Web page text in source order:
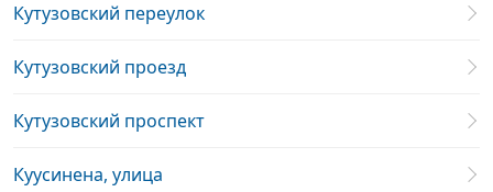
Кутузовский переулок
Кутузовский проезд
Кутузовский проспект
Куусинена, улица